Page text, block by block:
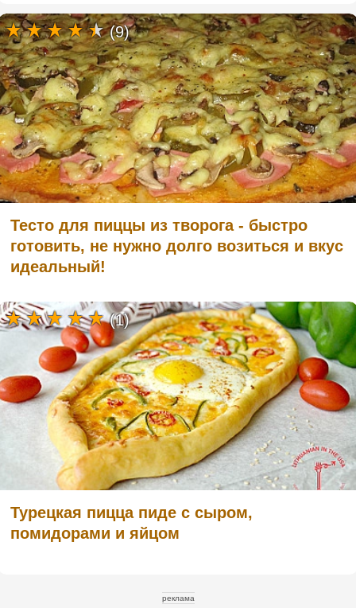
Тесто для пиццы из творога - быстро
готовить, не нужно долго возиться и вкус
идеальный!
(9)
Турецкая пицца пиде с сыром,
помидорами и яйцом
(1)
реклама